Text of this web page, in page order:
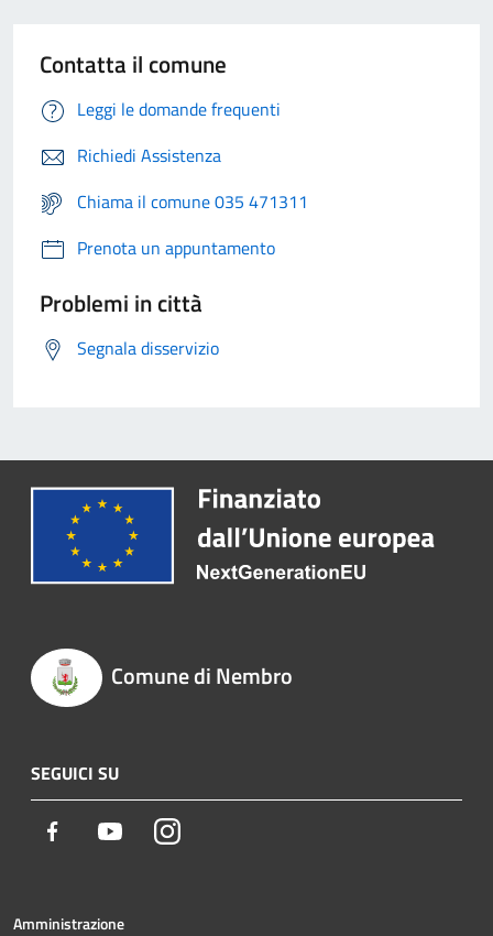
Contatta il comune
Leggi le domande frequenti
Richiedi Assistenza
Chiama il comune 035 471311
Prenota un appuntamento
Problemi in città
Segnala disservizio
Comune di Nembro
SEGUICI SU
Facebook YoutubeInstagram
Amministrazione